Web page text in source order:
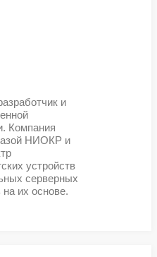
секретами
продукты
в реестр